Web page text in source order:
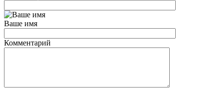
Ваше имя
Комментарий